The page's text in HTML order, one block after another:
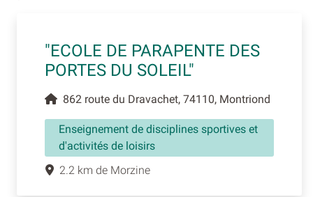
"ECOLE DE PARAPENTE DES
PORTES DU SOLEIL"
862 route du Dravachet, 74110, Montriond
Enseignement de disciplines sportives et
d'activités de loisirs
2.2 km de Morzine